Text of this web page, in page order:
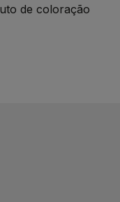
de coloração